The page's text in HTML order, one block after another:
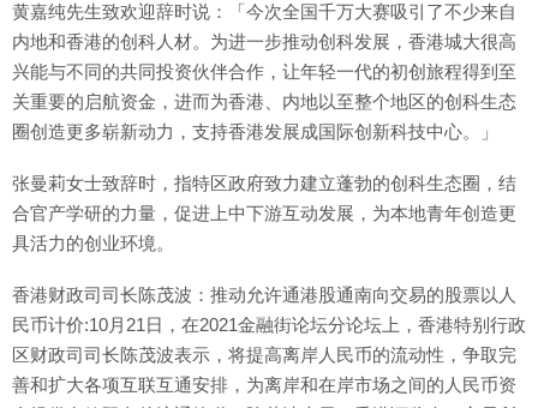
黄嘉纯先生致欢迎辞时说：「今次全国千万大赛吸引了不少来自
内地和香港的创科人材。为进一步推动创科发展，香港城大很高
兴能与不同的共同投资伙伴合作，让年轻一代的初创旅程得到至
关重要的启航资金，进而为香港、内地以至整个地区的创科生态
圈创造更多崭新动力，支持香港发展成国际创新科技中心。」
张曼莉女士致辞时，指特区政府致力建立蓬勃的创科生态圈，结
合官产学研的力量，促进上中下游互动发展，为本地青年创造更
具活力的创业环境。
香港财政司司长陈茂波：推动允许通港股通南向交易的股票以人
民币计价:10月21日，在2021金融街论坛分论坛上，香港特别行政
区财政司司长陈茂波表示，将提高离岸人民币的流动性，争取完
善和扩大各项互联互通安排，为离岸和在岸市场之间的人民币资